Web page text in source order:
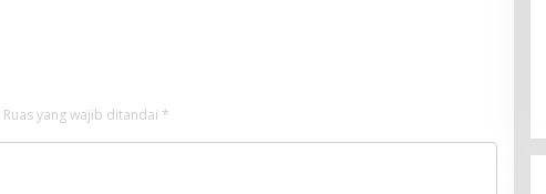
Ruas yang wajib ditandai *